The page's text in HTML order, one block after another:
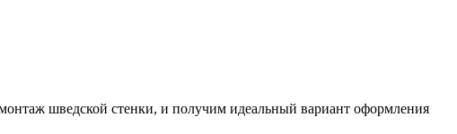
шведской стенки, и получим идеальный вариант оформления